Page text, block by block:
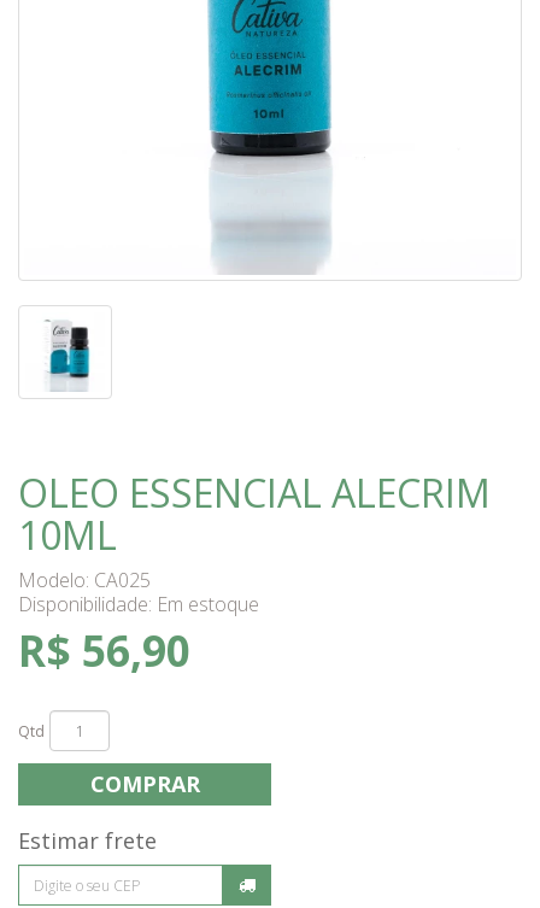
OLEO ESSENCIAL ALECRIM
10ML
Modelo: CA025
Disponibilidade: Em estoque
R$ 56,90
Qtd
COMPRAR
Estimar frete